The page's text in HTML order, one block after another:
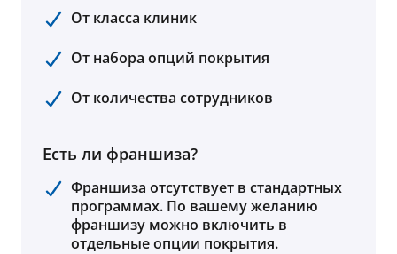
От класса клиник
От набора опций покрытия
От количества сотрудников
Есть ли франшиза?
Франшиза отсутствует в стандартных
программах. По вашему желанию
франшизу можно включить в
отдельные опции покрытия.